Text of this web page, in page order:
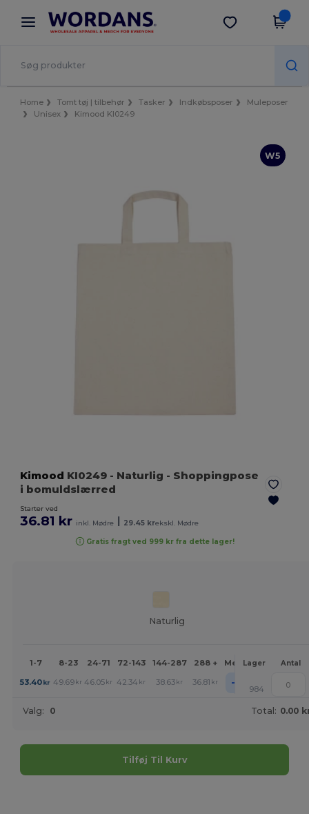
× Wordans-app
Bedre priser i appen!
Hent app
Home Tomt tøj | tilbehør Tasker Indkøbsposer
Muleposer
Unisex
Kimood KI0249
W5
Kimood KI0249 - Naturlig - Shoppingpose
i bomuldslærred
Starter ved
36.81 kr inkl. Mødre 29.45 krekskl. Mødre
Gratis fragt ved 999 kr fra dette lager!
Naturlig
1-7 8-23 24-71 72-143 144-287 288 + MereLager Antal
53.40kr 49.69 kr 46.05 kr 42.34 kr 38.63 kr 36.81 kr + 984
Valg: 0 Total: 0.00
Tilføj Til Kurv